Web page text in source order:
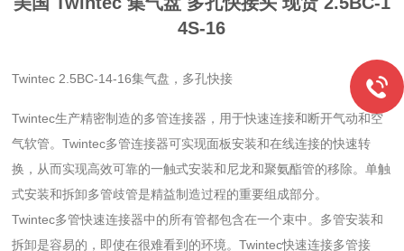
4S-16
Twintec 2.5BC-14-16集气盘，多孔快接
Twintec生产精密制造的多管连接器，用于快速连接和断开气动和空
气软管。Twintec多管连接器可实现面板安装和在线连接的快速转
换，从而实现高效可靠的一触式安装和尼龙和聚氨酯管的移除。单触
式安装和拆卸多管歧管是精益制造过程的重要组成部分。
Twintec多管快速连接器中的所有管都包含在一个束中。多管安装和
拆卸是容易的，即使在很难看到的环境。Twintec快速连接多管接